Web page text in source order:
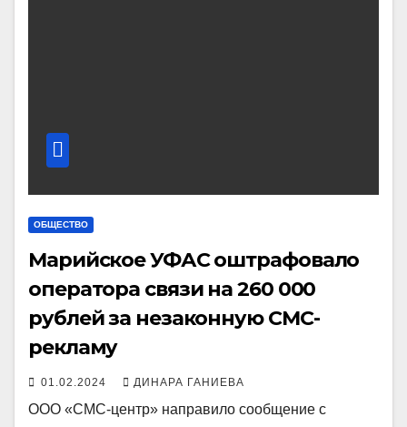
ОБЩЕСТВО
Марийское УФАС оштрафовало
оператора связи на 260 000
рублей за незаконную СМС-
рекламу
01.02.2024 ДИНАРА ГАНИЕВА
ООО «СМС-центр» направило сообщение с